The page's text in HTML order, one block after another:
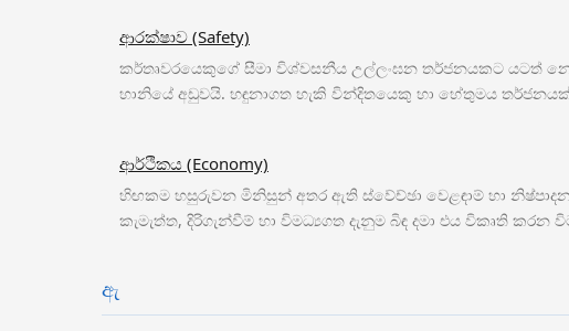
ආරක්ෂාව (Safety)
කර්තෘවරයෙකුගේ සීමා විශ්වසනීය උල්ලංඝන තර්ජනයකට යටත්
හානියේ අඩුවයි. හඳුනාගත හැකි වින්දිතයෙකු හා හේතුමය
ආර්ථිකය (Economy)
හිඟකම හසුරුවන මිනිසුන් අතර ඇති ස්වේච්ඡා වෙළඳාම් හා
කැමැත්ත, දිරිගැන්වීම් හා විමධ්‍යගත දැනුම බිඳ දමා එය විකෘති
ඇ